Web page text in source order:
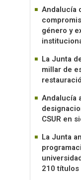
Andalucía
género y
La Junta
millar de
Andalucía
CSUR en
La Junta
210 títulos